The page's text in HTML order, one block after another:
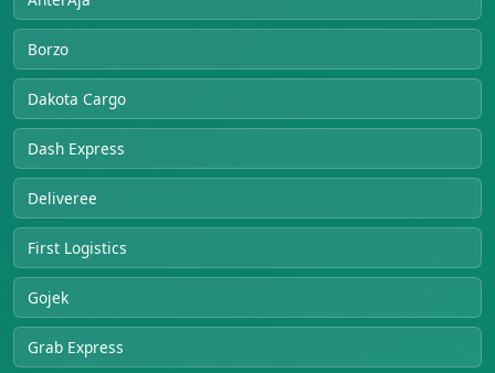
Borzo
Dakota Cargo
Dash Express
Deliveree
First Logistics
Gojek
Grab Express